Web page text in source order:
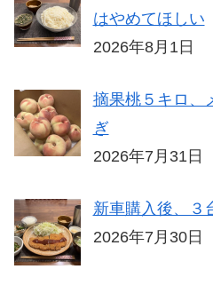
はやめてほしい
2026年8月1日
摘果桃５キロ、
ぎ
2026年7月31日
新車購入後、３
2026年7月30日